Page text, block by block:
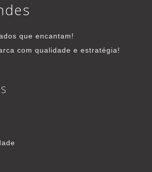
que encantam!
com qualidade e estratégia!